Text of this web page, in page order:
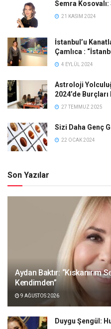
Semra
21 KASIM 2024
İstanbul’u
Çamlıca :
4 EYLÜL 2024
Astroloji
2024’de
27 TEMMUZ 2025
Sizi Daha Genç
22 OCAK 2024
Son Yazılar
Aydan Baktır: “Kıskanırım
Kendimden”
9 AĞUSTOS 2026
Duygu Şengül: